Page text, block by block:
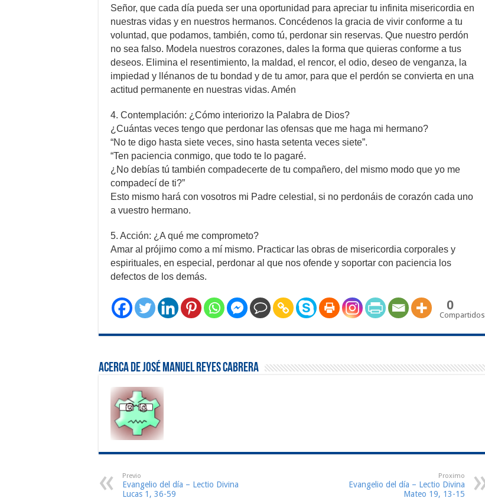
Señor, que cada día pueda ser una oportunidad para apreciar tu infinita misericordia en
nuestras vidas y en nuestros hermanos. Concédenos la gracia de vivir conforme a tu
voluntad, que podamos, también, como tú, perdonar sin reservas. Que nuestro perdón
no sea falso. Modela nuestros corazones, dales la forma que quieras conforme a tus
deseos. Elimina el resentimiento, la maldad, el rencor, el odio, deseo de venganza, la
impiedad y llénanos de tu bondad y de tu amor, para que el perdón se convierta en una
actitud permanente en nuestras vidas. Amén
4. Contemplación: ¿Cómo interiorizo la Palabra de Dios?
¿Cuántas veces tengo que perdonar las ofensas que me haga mi hermano?
“No te digo hasta siete veces, sino hasta setenta veces siete”.
“Ten paciencia conmigo, que todo te lo pagaré.
¿No debías tú también compadecerte de tu compañero, del mismo modo que yo me
compadecí de ti?”
Esto mismo hará con vosotros mi Padre celestial, si no perdonáis de corazón cada uno
a vuestro hermano.
5. Acción: ¿A qué me comprometo?
Amar al prójimo como a mí mismo. Practicar las obras de misericordia corporales y
espirituales, en especial, perdonar al que nos ofende y soportar con paciencia los
defectos de los demás.
0
Compartidos
Acerca de José Manuel Reyes Cabrera
Previo
Evangelio del día – Lectio Divina
Lucas 1, 36-59
Proximo
Evangelio del día – Lectio Divina
Mateo 19, 13-15